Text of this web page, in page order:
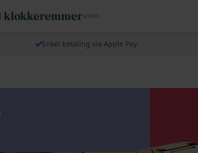
Enkel betaling via Apple Pay